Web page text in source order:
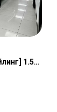
1.5